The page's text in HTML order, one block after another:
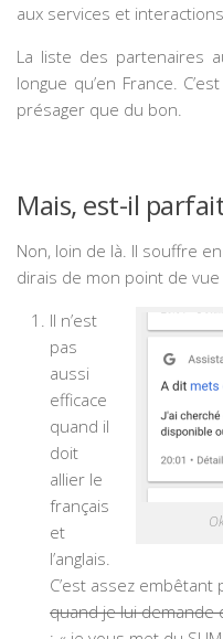
aux services et
La liste des partenaires
longue qu’en France.
présager que du bon.
Mais, est-il
Non, loin de là. Il souffre
dirais de mon point de vue
Il n’est
pas
aussi
efficace
quand il
doit
allier le
français
et
l’anglais.
C’est assez
quand je lui demande